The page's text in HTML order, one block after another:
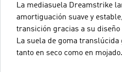
La mediasuela Dreamstrike
amortiguación suave y
transición gracias a su
La suela de goma
tanto en seco como en mojado.